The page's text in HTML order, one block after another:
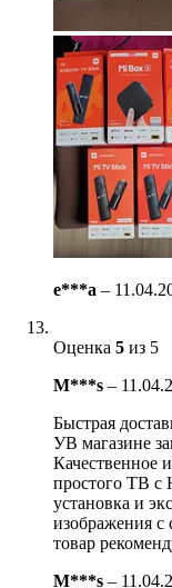
e***a –
Оценка 5 из 5
M***s –
Быстрая
УВ магазине
Качественное
простого ТВ с
установка и
изображения с
товар
M***s –